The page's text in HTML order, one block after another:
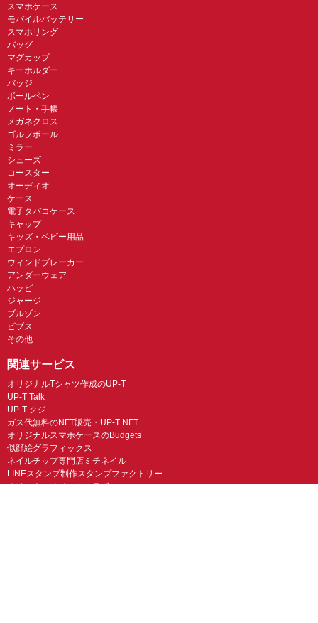
スマホケース
モバイルバッテリー
スマホリング
バッグ
マグカップ
キーホルダー
バッジ
ボールペン
ノート・手帳
メガネクロス
ゴルフボール
ミラー
シューズ
コースター
オーディオ
ケース
電子タバコケース
キャップ
キッズ・ベビー用品
エプロン
ウィンドブレーカー
アンダーウェア
ハッピ
ジャージ
ブルゾン
ビブス
その他
関連サービス
オリジナルTシャツ作成のUP-T
UP-T Talk
UP-T クジ
ガス代無料のNFT販売・UP-T NFT
オリジナルスマホケースのBudgets
似顔絵グラフィックス
ネイルチップ専門店ミチネイル
LINEスタンプ制作スタンプファクトリー
オリジナルノベルティラボ